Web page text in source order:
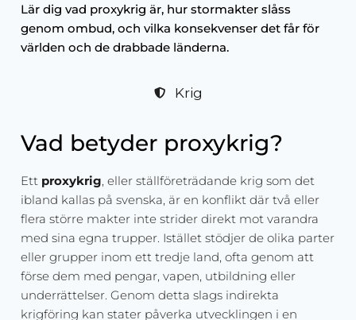
Lär dig vad proxykrig är, hur stormakter slåss
genom ombud, och vilka konsekvenser det får för
världen och de drabbade länderna.
Krig
Vad betyder proxykrig?
Ett proxykrig, eller ställföreträdande krig som det
ibland kallas på svenska, är en konflikt där två eller
flera större makter inte strider direkt mot varandra
med sina egna trupper. Istället stödjer de olika parter
eller grupper inom ett tredje land, ofta genom att
förse dem med pengar, vapen, utbildning eller
underrättelser. Genom detta slags indirekta
krigföring kan stater påverka utvecklingen i en